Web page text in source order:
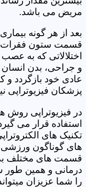
مریض می باشد.
بعد از هر گونه
قسمت ستون فقرات
اختلالاتی که به
و جراحی، بدن انسان
عادی خود بازگردد و
پزشکان فیزیوتراپی
در فیزیوتراپی روش
استفاده قرار می
تکنیک های
های گوناگون
قسمت های مختلف
درمانی و همین طور
را شما عزیزان